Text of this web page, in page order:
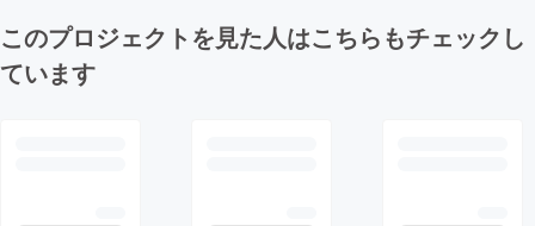
このプロジェクトを見た人はこちらもチェックし
ています